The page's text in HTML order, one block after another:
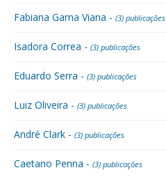
Fabiana Gama Viana - (3) publicações
Isadora Correa - (3) publicações
Eduardo Serra - (3) publicações
Luiz Oliveira - (3) publicações
André Clark - (3) publicações
Caetano Penna - (3) publicações